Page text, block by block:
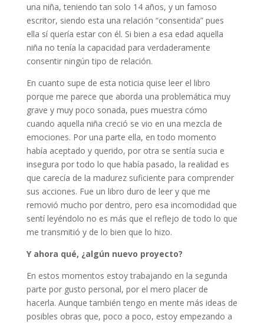
una niña, teniendo tan solo 14 años, y un famoso
escritor, siendo esta una relación “consentida” pues
ella sí quería estar con él. Si bien a esa edad aquella
niña no tenía la capacidad para verdaderamente
consentir ningún tipo de relación.
En cuanto supe de esta noticia quise leer el libro
porque me parece que aborda una problemática muy
grave y muy poco sonada, pues muestra cómo
cuando aquella niña creció se vio en una mezcla de
emociones. Por una parte ella, en todo momento
había aceptado y querido, por otra se sentía sucia e
insegura por todo lo que había pasado, la realidad es
que carecía de la madurez suficiente para comprender
sus acciones. Fue un libro duro de leer y que me
removió mucho por dentro, pero esa incomodidad que
sentí leyéndolo no es más que el reflejo de todo lo que
me transmitió y de lo bien que lo hizo.
Y ahora qué, ¿algún nuevo proyecto?
En estos momentos estoy trabajando en la segunda
parte por gusto personal, por el mero placer de
hacerla. Aunque también tengo en mente más ideas de
posibles obras que, poco a poco, estoy empezando a